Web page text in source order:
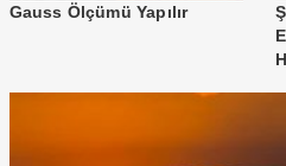
Gauss Ölçümü Yapılır